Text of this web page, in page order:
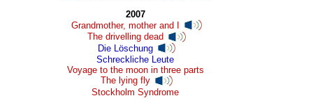
2007
Grandmother, mother and I
The drivelling dead
Die Löschung
Schreckliche Leute
Voyage to the moon in three parts
The lying fly
Stockholm Syndrome